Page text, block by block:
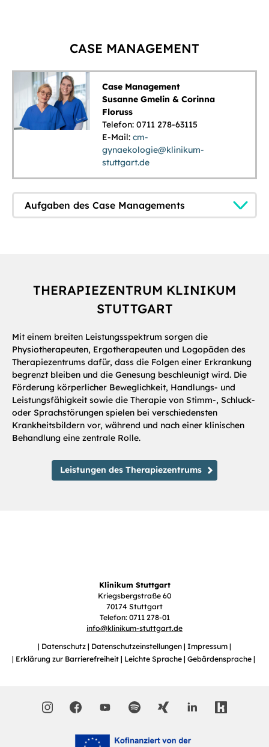
CASE MANAGEMENT
Case Management
Susanne Gmelin & Corinna
Floruss
Telefon: 0711 278-63115
E-Mail:cm-
gynaekologie@klinikum-
stuttgart.de
Aufgaben des Case Managements
THERAPIEZENTRUM KLINIKUM
STUTTGART
Mit einem breiten Leistungsspektrum sorgen die
Physiotherapeuten, Ergotherapeuten und Logopäden des
Therapiezentrums dafür, dass die Folgen einer Erkrankung
begrenzt bleiben und die Genesung beschleunigt wird. Die
Förderung körperlicher Beweglichkeit, Handlungs- und
Leistungsfähigkeit sowie die Therapie von Stimm-, Schluck-
oder Sprachstörungen spielen bei verschiedensten
Krankheitsbildern vor, während und nach einer klinischen
Behandlung eine zentrale Rolle.
Leistungen des Therapiezentrums
Klinikum Stuttgart
Kriegsbergstraße 60
70174 Stuttgart
Telefon: 0711 278-01
info@klinikum-stuttgart.de
Datenschutz
Datenschutzeinstellungen Impressum
Erklärung zur Barrierefreiheit
Leichte Sprache Gebärdensprache